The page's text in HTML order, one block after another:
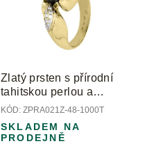
Zlatý prsten s přírodní
tahitskou perlou a
diamanty
KÓD: ZPRA021Z-48-1000T
SKLADEM NA
PRODEJNĚ